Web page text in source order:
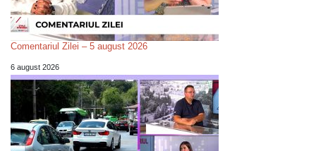
Comentariul Zilei – 5 august 2026
6 august 2026